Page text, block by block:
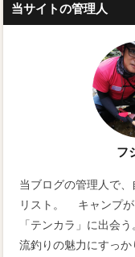
当サイトの管理人
フ
当ブログの管理人で
リスト。 キャンプが
「テンカラ」に出会
流釣りの魅力にすっ